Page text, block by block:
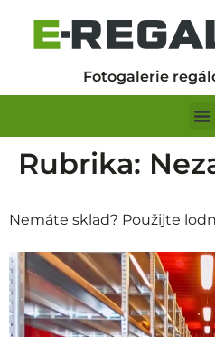
Fotogalerie
Rubrika:
Nemáte sklad? Použijte